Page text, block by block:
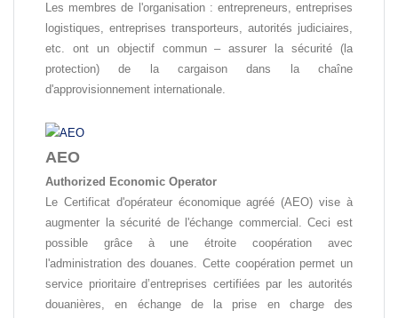
Les membres de l'organisation : entrepreneurs, entreprises
logistiques, entreprises transporteurs, autorités judiciaires,
etc. ont un objectif commun – assurer la sécurité (la
protection) de la cargaison dans la chaîne
d'approvisionnement internationale.
AEO
Authorized Economic Operator
Le Certificat d'opérateur économique agréé (AEO) vise à
augmenter la sécurité de l'échange commercial. Ceci est
possible grâce à une étroite coopération avec
l'administration des douanes. Cette coopération permet un
service prioritaire d’entreprises certifiées par les autorités
douanières, en échange de la prise en charge des